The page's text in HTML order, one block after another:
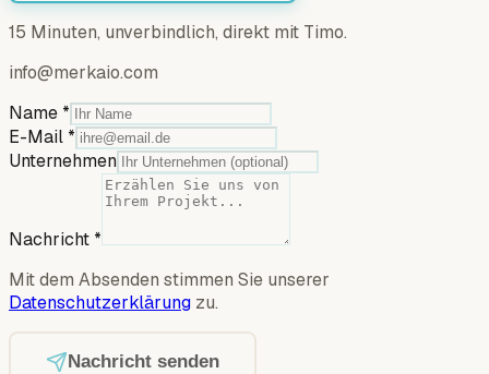
15 Minuten, unverbindlich, direkt mit Timo.
info@merkaio.com
Name *
E-Mail *
Unternehmen
Nachricht *
Mit dem Absenden stimmen Sie unserer
Datenschutzerklärung zu.
Nachricht senden